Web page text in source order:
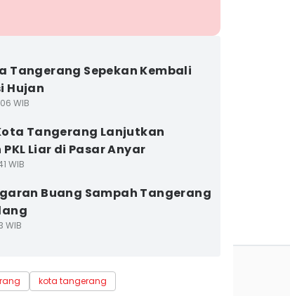
Tangerang Sepekan Kembali
Hujan
WIB
Tangerang Lanjutkan
Liar di Pasar Anyar
WIB
Buang Sampah Tangerang
WIB
kota tangerang